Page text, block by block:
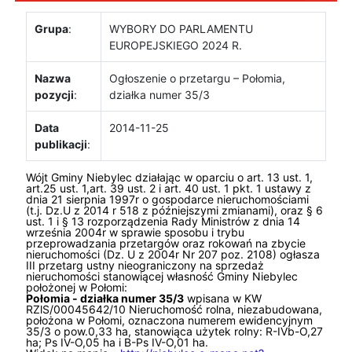
Grupa:
WYBORY DO PARLAMENTU
EUROPEJSKIEGO 2024 R.
Nazwa
pozycji:
Ogłoszenie o przetargu – Połomia,
działka numer 35/3
Data
publikacji:
2014-11-25
Wójt Gminy Niebylec działając w oparciu o art. 13 ust. 1,
art.25 ust. 1,art. 39 ust. 2 i art. 40 ust. 1 pkt. 1 ustawy z
dnia 21 sierpnia 1997r o gospodarce nieruchomościami
(t.j. Dz.U z 2014 r 518 z późniejszymi zmianami), oraz § 6
ust. 1 i § 13 rozporządzenia Rady Ministrów z dnia 14
września 2004r w sprawie sposobu i trybu
przeprowadzania przetargów oraz rokowań na zbycie
nieruchomości (Dz. U z 2004r Nr 207 poz. 2108) ogłasza
III przetarg ustny nieograniczony na sprzedaż
nieruchomości stanowiącej własność Gminy Niebylec
położonej w Połomi:
Połomia - działka numer 35/3wpisana w KW
RZlS/00045642/10 Nieruchomość rolna, niezabudowana,
położona w Połomi, oznaczona numerem ewidencyjnym
35/3 o pow.0,33 ha, stanowiąca użytek rolny: R-IVb-O,27
ha; Ps IV-O,05 ha i B-Ps IV-O,01 ha.